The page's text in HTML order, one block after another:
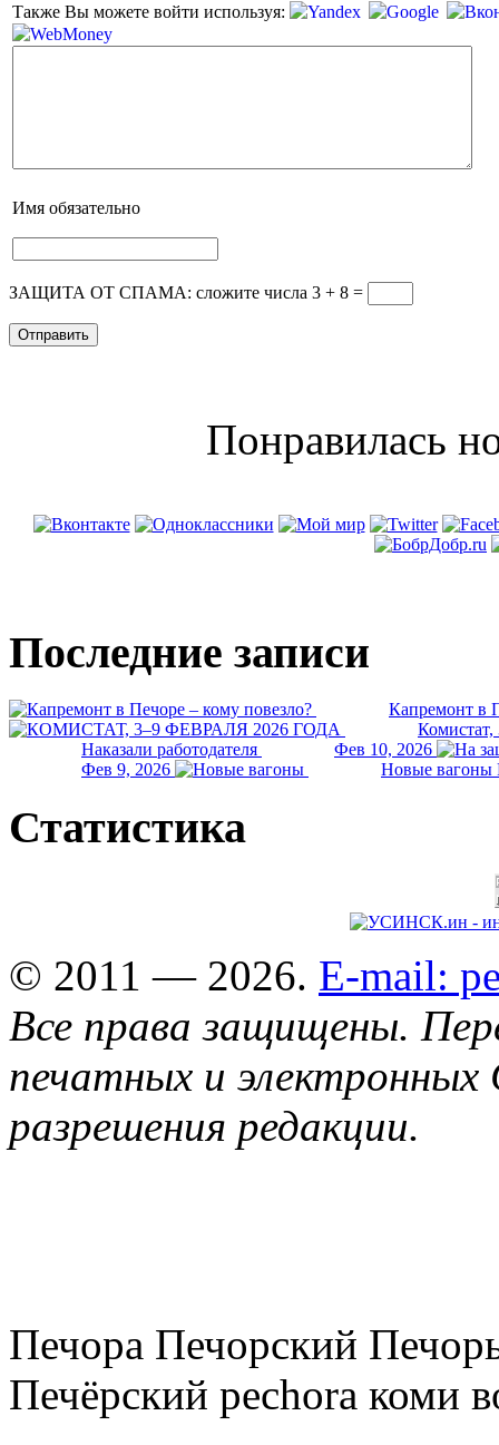
Также Вы можете войти используя:
Имя обязательно
ЗАЩИТА ОТ СПАМА: сложите числа 3 + 8 =
Понравилась
Последние записи
Капремонт в
Комистат,
Наказали работодателя
Фев 10, 2026
Фев 9, 2026
Новые вагоны
Статистика
© 2011 — 2026. E-mail:
Все права защищены.
печатных и
разрешения редакции.
Печора Печорский
Печёрский pechora коми